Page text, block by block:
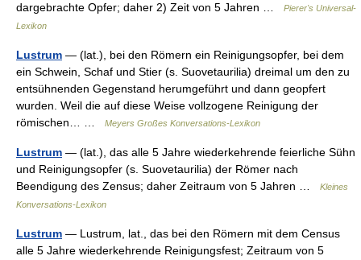
dargebrachte Opfer; daher 2) Zeit von 5 Jahren …
Pierer's Universal-
Lexikon
Lustrum — (lat.), bei den Römern ein Reinigungsopfer, bei dem
ein Schwein, Schaf und Stier (s. Suovetaurilia) dreimal um den zu
entsühnenden Gegenstand herumgeführt und dann geopfert
wurden. Weil die auf diese Weise vollzogene Reinigung der
römischen… …
Meyers Großes Konversations-Lexikon
Lustrum — (lat.), das alle 5 Jahre wiederkehrende feierliche Sühn
und Reinigungsopfer (s. Suovetaurilia) der Römer nach
Beendigung des Zensus; daher Zeitraum von 5 Jahren …
Kleines
Konversations-Lexikon
Lustrum — Lustrum, lat., das bei den Römern mit dem Census
alle 5 Jahre wiederkehrende Reinigungsfest; Zeitraum von 5